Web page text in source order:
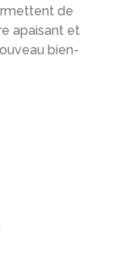
de
apaisant et
bien-